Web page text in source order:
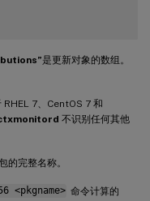
是更新对象的数组。
RHEL 7、CentOS 7 和
不识别任何其他
的完整名称。
<pkgname> 命令计算的